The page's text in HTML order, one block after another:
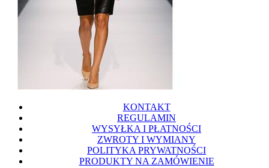
KONTAKT
REGULAMIN
WYSYŁKA I PŁATNOŚCI
ZWROTY I WYMIANY
POLITYKA PRYWATNOŚCI
PRODUKTY NA ZAMÓWIENIE